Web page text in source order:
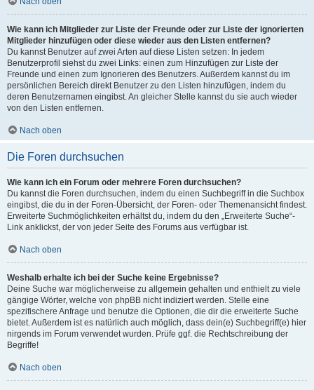
Wie kann ich Mitglieder zur Liste der Freunde oder zur Liste der ignorierten
Mitglieder hinzufügen oder diese wieder aus den Listen entfernen?
Du kannst Benutzer auf zwei Arten auf diese Listen setzen: In jedem
Benutzerprofil siehst du zwei Links: einen zum Hinzufügen zur Liste der
Freunde und einen zum Ignorieren des Benutzers. Außerdem kannst du im
persönlichen Bereich direkt Benutzer zu den Listen hinzufügen, indem du
deren Benutzernamen eingibst. An gleicher Stelle kannst du sie auch wieder
von den Listen entfernen.
Nach oben
Die Foren durchsuchen
Wie kann ich ein Forum oder mehrere Foren durchsuchen?
Du kannst die Foren durchsuchen, indem du einen Suchbegriff in die Suchbox
eingibst, die du in der Foren-Übersicht, der Foren- oder Themenansicht findest.
Erweiterte Suchmöglichkeiten erhältst du, indem du den „Erweiterte Suche“-
Link anklickst, der von jeder Seite des Forums aus verfügbar ist.
Nach oben
Weshalb erhalte ich bei der Suche keine Ergebnisse?
Deine Suche war möglicherweise zu allgemein gehalten und enthielt zu viele
gängige Wörter, welche von phpBB nicht indiziert werden. Stelle eine
spezifischere Anfrage und benutze die Optionen, die dir die erweiterte Suche
bietet. Außerdem ist es natürlich auch möglich, dass dein(e) Suchbegriff(e) hier
nirgends im Forum verwendet wurden. Prüfe ggf. die Rechtschreibung der
Begriffe!
Nach oben